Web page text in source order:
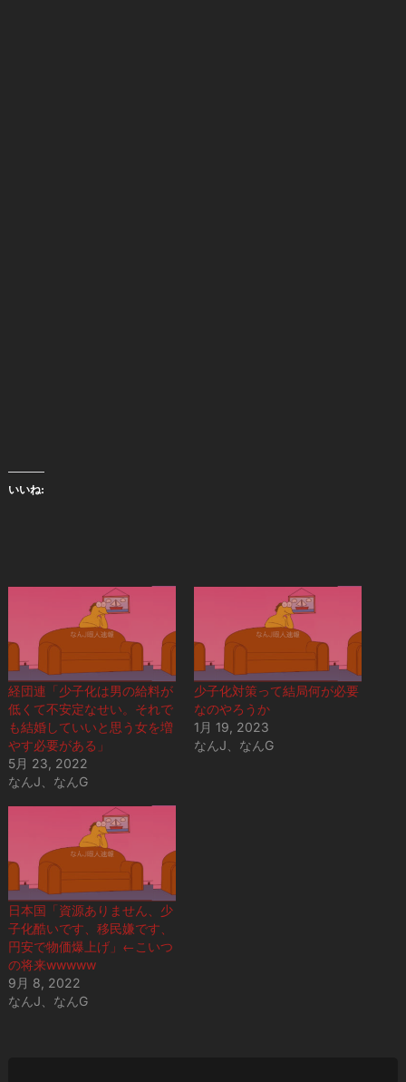
いいね:
経団連「少子化は男の給料が
低くて不安定なせい。それで
も結婚していいと思う女を増
やす必要がある」
5月 23, 2022
なんJ、なんG
少子化対策って結局何が必要
なのやろうか
1月 19, 2023
なんJ、なんG
日本国「資源ありません、少
子化酷いです、移民嫌です、
円安で物価爆上げ」←こいつ
の将来wwwww
9月 8, 2022
なんJ、なんG